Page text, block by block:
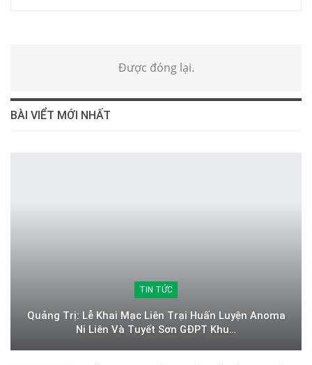
Được đóng lại.
BÀI VIỂT MỚI NHẤT
TIN TỨC
Quảng Trị: Lễ Khai Mạc Liên Trại Huấn Luyện Anoma
Ni Liên Và Tuyết Sơn GĐPT Khu…